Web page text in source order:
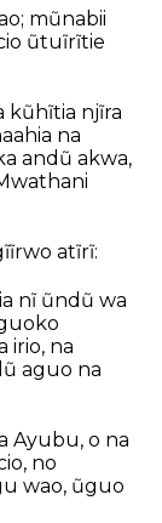
mũnabii
ũtuĩrĩtie
kũhĩtia njĩra
na
andũ akwa,
atĩrĩ:
nĩ ũndũ wa
irio, na
aguo na
Ayubu, o na
no
wao, ũguo